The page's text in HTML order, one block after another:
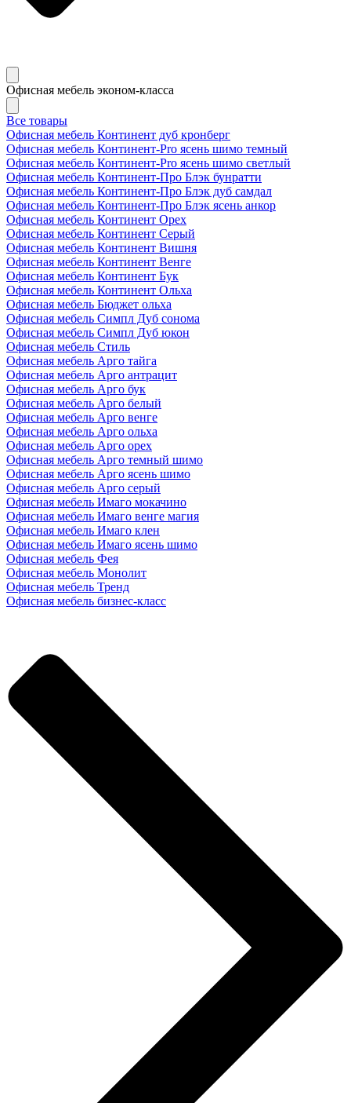
Офисная мебель эконом-класса
Все товары
Офисная мебель Континент дуб кронберг
Офисная мебель Континент-Pro ясень шимо темный
Офисная мебель Континент-Pro ясень шимо светлый
Офисная мебель Континент-Про Блэк бунратти
Офисная мебель Континент-Про Блэк дуб самдал
Офисная мебель Континент-Про Блэк ясень анкор
Офисная мебель Континент Орех
Офисная мебель Континент Серый
Офисная мебель Континент Вишня
Офисная мебель Континент Венге
Офисная мебель Континент Бук
Офисная мебель Континент Ольха
Офисная мебель Бюджет ольха
Офисная мебель Симпл Дуб сонома
Офисная мебель Симпл Дуб юкон
Офисная мебель Стиль
Офисная мебель Арго тайга
Офисная мебель Арго антрацит
Офисная мебель Арго бук
Офисная мебель Арго белый
Офисная мебель Арго венге
Офисная мебель Арго ольха
Офисная мебель Арго орех
Офисная мебель Арго темный шимо
Офисная мебель Арго ясень шимо
Офисная мебель Арго серый
Офисная мебель Имаго мокачино
Офисная мебель Имаго венге магия
Офисная мебель Имаго клен
Офисная мебель Имаго ясень шимо
Офисная мебель Фея
Офисная мебель Монолит
Офисная мебель Тренд
Офисная мебель бизнес-класс